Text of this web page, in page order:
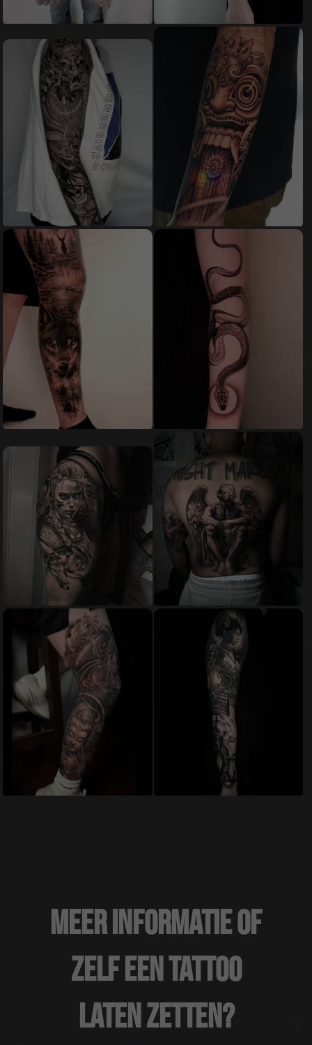
Meer informatie of
zelf een tattoo
laten zetten?
Noodzakelijk
Deze cookies
zijn niet
optioneel. Ze
zijn nodig voor
de site om te
functioneren.
Ervaring
Om onze site
zo goed
functioneren
tijdens je
bezoek. Als je
deze cookies
weigert, zal
bepaalde
functionaliteit
van de site
verdwijnen.
Marketing
Door je interesses
en gedrag te delen
als je onze site